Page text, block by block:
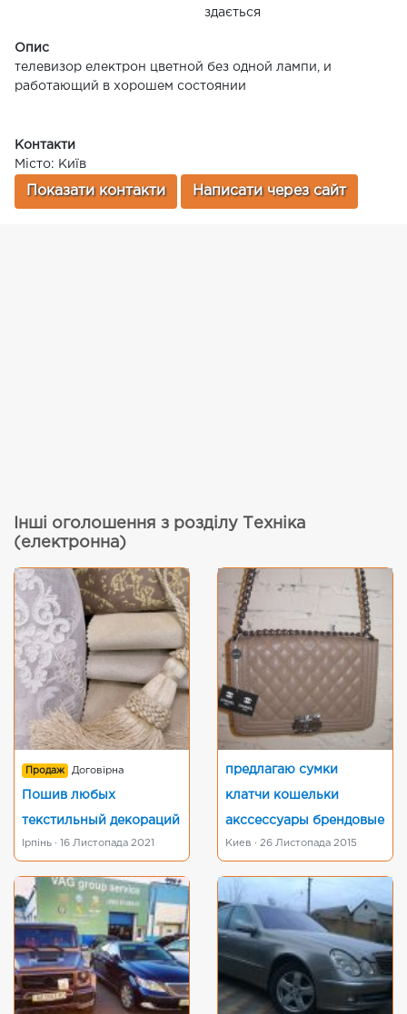
здається
Опис
телевизор електрон цветной без одной лампи, и
работающий в хорошем состоянии
Контакти
Місто: Київ
Показати контакти Написати через сайт
Інші оголошення з розділу Техніка
(електронна)
Продаж Договірна
Пошив любых
текстильный декораций
Ірпінь · 16 Листопада 2021
предлагаю сумки
клатчи кошельки
акссессуары брендовые
Киев · 26 Листопада 2015